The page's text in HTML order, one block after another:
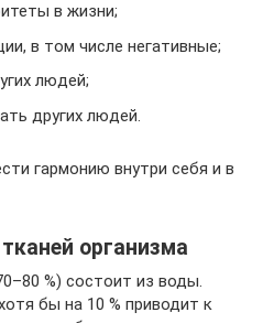
в жизни;
в том числе негативные;
людей;
других людей.
гармонию внутри себя и в
организма
%) состоит из воды.
бы на 10 % приводит к